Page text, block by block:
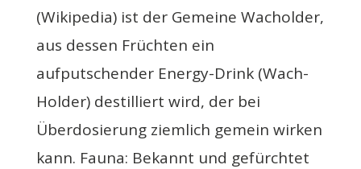
(Wikipedia) ist der Gemeine Wacholder,
aus dessen Früchten ein
aufputschender Energy-Drink (Wach-
Holder) destilliert wird, der bei
Überdosierung ziemlich gemein wirken
kann. Fauna: Bekannt und gefürchtet